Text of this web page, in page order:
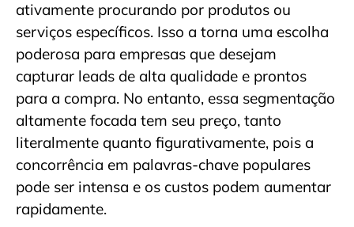
ativamente procurando por produtos ou
serviços específicos. Isso a torna uma escolha
poderosa para empresas que desejam
capturar leads de alta qualidade e prontos
para a compra. No entanto, essa segmentação
altamente focada tem seu preço, tanto
literalmente quanto figurativamente, pois a
concorrência em palavras-chave populares
pode ser intensa e os custos podem aumentar
rapidamente.